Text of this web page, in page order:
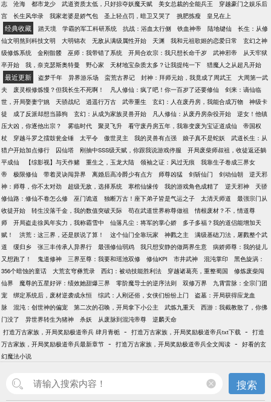
志
沧海 都市龙少 武道资质太低，只好掠夺妖魔天赋 美女总裁的全能兵王
穿越豪门之娱乐后
宫
长生风华录 我家老婆是娇气包 圣上轻点罚，暗卫又哭了 挑肥拣瘦 皇兄在上
经典收藏 踏天境 学霸的军工科研系统 抗战：浴血太行侧 铁血神帝 陆地键仙
长生：从修
仙文明熬到科技文明
大明锦衣 无敌从满级属性开始 天渊 我和元祖歌姬的恋爱日常
玄幻之神
级修炼系统
金刚骷髅 巫师：我带错了系统 开局合欢宗：我只想长命千岁 武神邪帝
从天牢狱
卒开始
我，奈克瑟斯奥特曼 野心家 天材地宝杂质太多？让我提纯一下 猎魔人之从超凡开始
最近更新 盗梦千年 异界游乐场 蛮荒古界记 封神：拜师元始，我竟成了周武王
大周第一武
夫
废灵根修炼慢？但我长生不死啊！ 凡人修仙：疯了吧！你一百岁了还要修仙
剑来：谪仙临
世，开局娶妻宁姚
天骄战纪 逍遥行万古 武帝重生 玄幻：人在废丹房，我能合成万物
神级卡
徒
成了反派却想当舔狗 玄幻：从成为家族灵兽开始 凡人修仙：从废丹房杂役开始
逆女！他镇
压大凶，你逐他出宗？
雾临时代 聚灵飞升 看守废丹房五年，我靠变废为宝证道成仙
帝国权
杖
穿越斗罗之擂鼓瓮金锤 太平令 傲世灵主 我的灵兽有点强 娘子真不是蛇妖
武道长生：从
猎户开始加点修行
囚仙塔 刚抽中SSS级天赋，你跟我说游戏停服
开局废柴师叔祖，收徒返还躺
平成仙
【综影视】与天作赌 重生之，玉龙大陆 领袖之证：风过无痕
我靠生子卷成三界女
帝
极限修仙 带着灵诀闯异界 离婚后高冷爵少有点方 师尊凶猛 剑斩仙门 剑动仙朝
逆天邪
神：师尊，你不太对劲
超级无敌，选择系统 寒棺仙缘传 我的游戏角色成精了 逆天邪神
天骄
修仙路：修仙不卷怎么修
巫门诡道 独断万古！座下弟子皆是气运之子 太清天师道
最强宗门从
收徒开始
转生没落千金，我的数值突破天际 苟在武道世界称尊做祖
情根废材？不，情道尊
师
开局盗走徐凤年实力，我称霸雪中 仙落凡尘：将军的掌心娇
多子多福？我的道侣能增加天
赋！
洪荒：这三界，还是朕说了算！ 这个仙门全靠玩家 神戮之主
满级基础刀法，屠戮整个武
道
缓归乡 张三丰传承人异界行 最强修仙弱鸡 我只想安静的做两界生意
病娇师尊：我的徒儿
又想跑了！
鬼道修神 三界至尊：我要和瑶池双修 修仙KPI 市井武神 混沌掌印
黑色旋涡：
356个暗蚀的童话
大荒玄穹彝荒录 西幻：被动技能胜利法 穿越诸葛亮，重整蜀国
修炼废柴闯
仙界
魔尊的五星好评：绩效她甜爆三界 零阶魔导士的逆序法则 双修万界
九霄雷脉：全宗门团
宠
绑定系统后，废材逆袭成永恒 综武：人刚还俗，女侠们纷纷上门
盗墓：开局获得应龙血
脉
混沌：创世神的偏宠 第二次的召唤，开局拿下小公主 武炼九重天
西游：我截教散了，你佛
门没了
异世界转生为猪神 杀妖 从废脉到混沌帝尊
逆麟天命
打造万古家族，开局奖励极道帝兵 肆月青栀 - 打造万古家族，开局奖励极道帝兵txt下载 - 打造
万古家族，开局奖励极道帝兵最新章节 - 打造万古家族，开局奖励极道帝兵全文阅读 - 好看的玄
幻魔法小说
搜索